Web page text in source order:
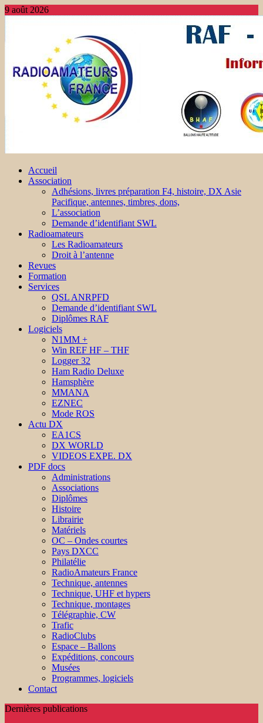
9 août 2026
Accueil
Association
Adhésions, livres préparation F4, histoire, DX Asie
Pacifique, antennes, timbres, dons,
L’association
Demande d’identifiant SWL
Radioamateurs
Les Radioamateurs
Droit à l’antenne
Revues
Formation
Services
QSL ANRPFD
Demande d’identifiant SWL
Diplômes RAF
Logiciels
N1MM +
Win REF HF – THF
Logger 32
Ham Radio Deluxe
Hamsphère
MMANA
EZNEC
Mode ROS
Actu DX
EA1CS
DX WORLD
VIDEOS EXPE. DX
PDF docs
Administrations
Associations
Diplômes
Histoire
Librairie
Matériels
OC – Ondes courtes
Pays DXCC
Philatélie
RadioAmateurs France
Technique, antennes
Technique, UHF et hypers
Technique, montages
Télégraphie, CW
Trafic
RadioClubs
Espace – Ballons
Expéditions, concours
Musées
Programmes, logiciels
Contact
Dernières publications